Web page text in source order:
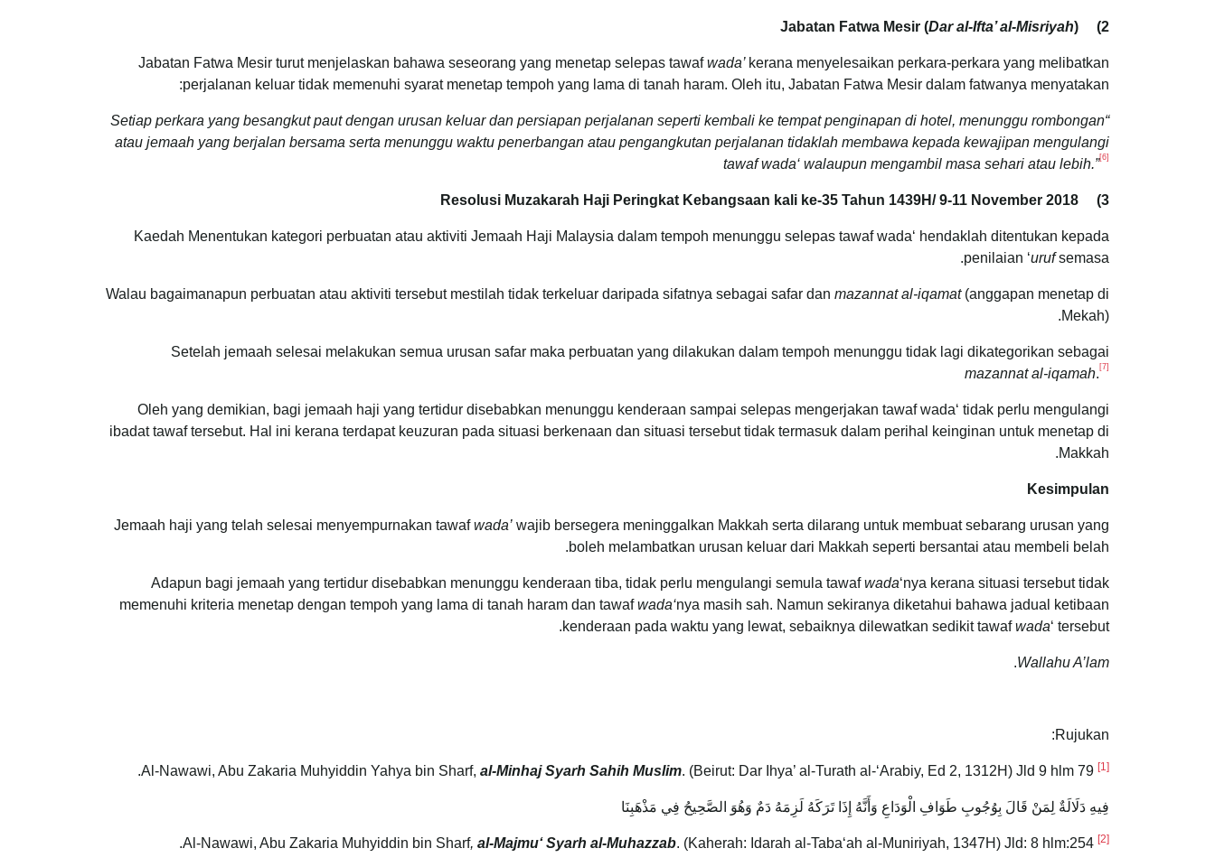
2)
Jabatan Fatwa Mesir (Dar al-Ifta’ al-Misriyah)
Jabatan Fatwa Mesir turut menjelaskan bahawa seseorang yang menetap selepas tawafwada’ kerana menyelesaikan perkara-perkara yang melibatkan
perjalanan keluar tidak memenuhi syarat menetap tempoh yang lama di tanah haram. Oleh itu, Jabatan Fatwa Mesir dalam fatwanya menyatakan:
“Setiap perkara yang besangkut paut dengan urusan keluar dan persiapan perjalanan seperti kembali ke tempat penginapan di hotel, menunggu rombongan
atau jemaah yang berjalan bersama serta menunggu waktu penerbangan atau pengangkutan perjalanan tidaklah membawa kepada kewajipan mengulangi
tawaf wada‘ walaupun mengambil masa sehari atau lebih.”[6]
3)
Resolusi Muzakarah Haji Peringkat Kebangsaan kali ke-35 Tahun 1439H/ 9-11 November 2018
Kaedah Menentukan kategori perbuatan atau aktiviti Jemaah Haji Malaysia dalam tempoh menunggu selepas tawaf wada‘ hendaklah ditentukan kepada
penilaian ‘urufsemasa.
Walau bagaimanapun perbuatan atau aktiviti tersebut mestilah tidak terkeluar daripada sifatnya sebagai safar dan mazannat al-iqamat(anggapan menetap di
Mekah).
Setelah jemaah selesai melakukan semua urusan safar maka perbuatan yang dilakukan dalam tempoh menunggu tidak lagi dikategorikan sebagai
mazannat al-iqamah. [7]
Oleh yang demikian, bagi jemaah haji yang tertidur disebabkan menunggu kenderaan sampai selepas mengerjakan tawaf wada‘ tidak perlu mengulangi
ibadat tawaf tersebut. Hal ini kerana terdapat keuzuran pada situasi berkenaan dan situasi tersebut tidak termasuk dalam perihal keinginan untuk menetap di
Makkah.
Kesimpulan
Jemaah haji yang telah selesai menyempurnakan tawafwada’ wajib bersegera meninggalkan Makkah serta dilarang untuk membuat sebarang urusan yang
boleh melambatkan urusan keluar dari Makkah seperti bersantai atau membeli belah.
Adapun bagi jemaah yang tertidur disebabkan menunggu kenderaan tiba, tidak perlu mengulangi semula tawafwada‘nya kerana situasi tersebut tidak
memenuhi kriteria menetap dengan tempoh yang lama di tanah haram dan tawafwada‘nya masih sah. Namun sekiranya diketahui bahawa jadual ketibaan
kenderaan pada waktu yang lewat, sebaiknya dilewatkan sedikit tawafwada‘ tersebut.
Wallahu A’lam
.
Rujukan:
[1]
al-Minhaj Syarh Sahih Muslim. (Beirut: Dar Ihya’ al-Turath al-‘Arabiy, Ed 2, 1312H) Jld 9 hlm 79.
فِيهِ دَلَالَةٌ لِمَنْ قَالَ بِوُجُوبِ طَوَافِ الْوَدَاعِ وَأَنَّهُ إِذَا تَرَكَهُ لَزِمَهُ دَمٌ وَهُوَ الصَّحِيحُ فِي مَذْهَبِنَا
[2]
, al-Majmu‘ Syarh al-Muhazzab. (Kaherah: Idarah al-Taba‘ah al-Muniriyah, 1347H) Jld: 8 hlm:254.